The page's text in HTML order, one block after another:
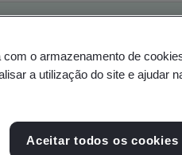
Validação e
o armazenamento de
a utilização do site e ajudar
Aceitar todos os cookies